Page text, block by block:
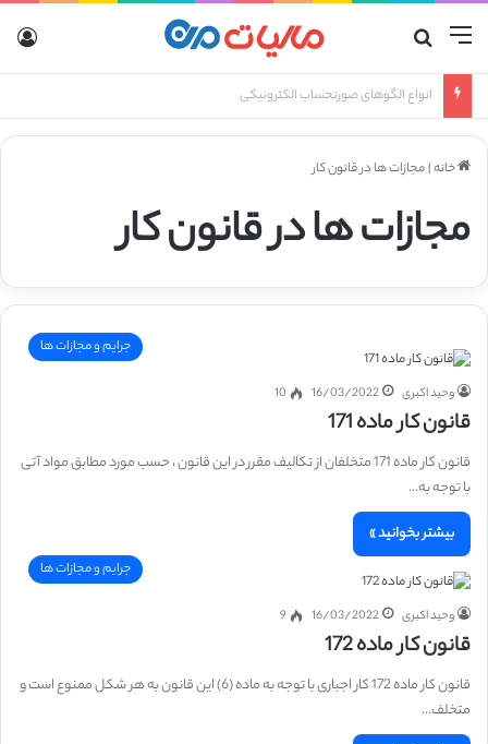
منو
انواع صورتحساب الکترونیکی
خانه|مجازات ها در قانون کار
مجازات ها در قانون کار
جرایم و مجازات ها
وحید اکبری 16/03/2022
10
قانون کار ماده 171
قانون کار ماده 171 متخلفان از تکالیف مقرر در این قانون ، حسب مورد مطابق مواد آتی
با توجه به…
بیشتر بخوانید »
جرایم و مجازات ها
وحید اکبری 16/03/2022
9
قانون کار ماده 172
قانون کار ماده 172 کار اجباری با توجه به ماده (6) این قانون به هر شکل ممنوع است و
متخلف…